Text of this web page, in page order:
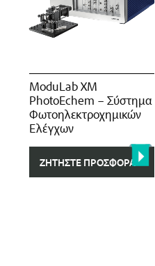
ModuLab XM
PhotoEchem – Σύστημα
Φωτοηλεκτροχημικών
Ελέγχων
ΖΗΤΉΣΤΕ ΠΡΟΣΦΟΡΆ